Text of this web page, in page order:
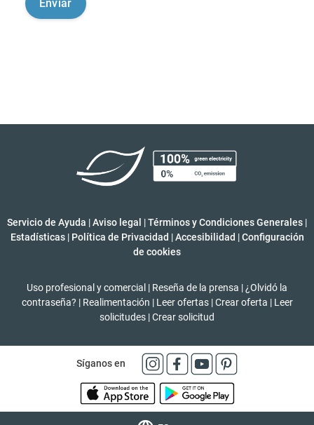
Servicio de Ayuda |Aviso legal |Términos y Condiciones Generales |
Estadísticas | Política de Privacidad | Accesibilidad | Configuración
de cookies
Uso profesional y comercial | Reseña de la prensa | ¿Olvidó la
contraseña? | Realimentación | Leer ofertas | Crear oferta | Leer
solicitudes |Crear solicitud
Síganos en